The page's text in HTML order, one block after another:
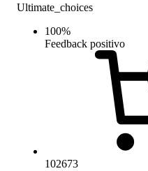
Ultimate_choices
100%
Feedback positivo
102673